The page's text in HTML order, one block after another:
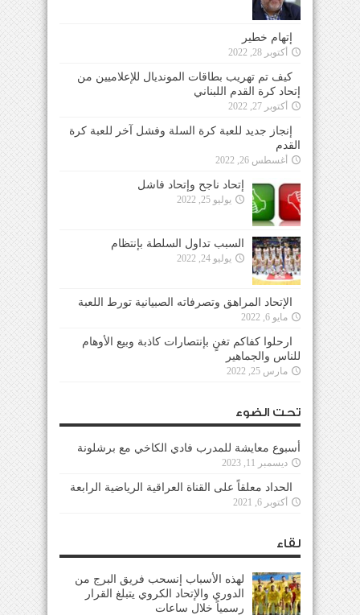
إتهام خطير
أكتوبر 28, 2022
كيف تم تهريب بطاقات المونديال للإعلاميين من
إتحاد كرة القدم اللبناني
أكتوبر 27, 2022
إنجاز جديد للعبة كرة السلة وفشل آخر للعبة كرة
القدم
أغسطس 26, 2022
إتحاد ناجح وإتحاد فاشل
يوليو 25, 2022
السبب تداول السلطة بإنتظام
يوليو 24, 2022
الإتحاد المراهق وتصرفاته الصبيانية تورط اللعبة
مايو 6, 2022
ارحلوا كفاكم تغنٍ بإنتصارات كاذبة وبيع الأوهام
للناس والجماهير
مارس 25, 2022
تحت الضوء
أسبوع معايشة للمدرب فادي الكاخي مع برشلونة
ديسمبر 11, 2023
الحداد معلقاً على القناة العراقية الرياضية الرابعة
أكتوبر 6, 2021
لقاء
لهذه الأسباب إنسحب فريق البرج من
الدوري والإتحاد الكروي يتبلغ القرار
رسمياً خلال ساعات